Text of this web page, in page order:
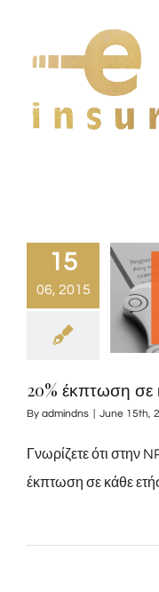
content
15
06, 2015
20% έκπτωση σε
By admindns June 15th,
Γνωρίζετε ότι στην
έκπτωση σε κάθε